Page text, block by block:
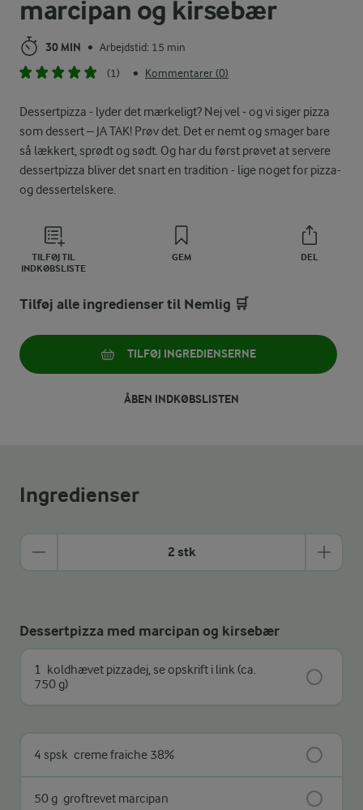
marcipan og kirsebær
30 MIN • Arbejdstid: 15 min
(1)
• Kommentarer (0)
Dessertpizza - lyder det mærkeligt? Nej vel - og vi siger pizza
som dessert – JA TAK! Prøv det. Det er nemt og smager bare
så lækkert, sprødt og sødt. Og har du først prøvet at servere
dessertpizza bliver det snart en tradition - lige noget for pizza-
og dessertelskere.
TILFØJ TIL
INDKØBSLISTE
GEM DEL
Tilføj alle ingredienser til Nemlig 🛒
TILFØJ INGREDIENSERNE
ÅBEN INDKØBSLISTEN
Ingredienser
2 stk
Dessertpizza med marcipan og kirsebær
1
koldhævet pizzadej, se opskrift i link (ca.
750 g)
4 spsk creme fraiche 38%
50 g groftrevet marcipan